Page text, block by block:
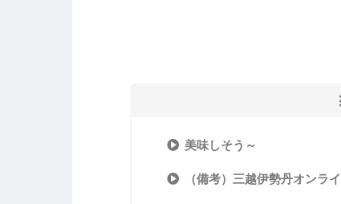
美味しそう～
（備考）三越伊勢丹オンラ